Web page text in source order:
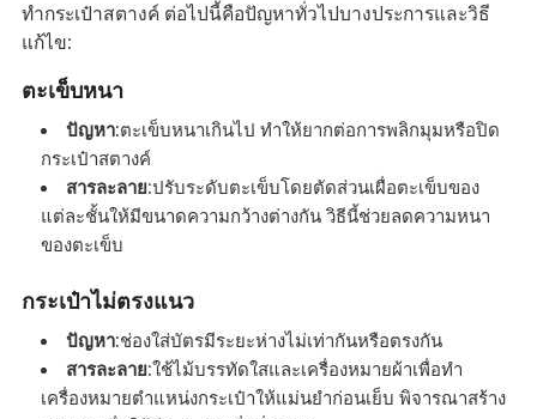
ทำกระเป๋าสตางค์ ต่อไปนี้คือปัญหาทั่วไปบางประการและวิธี
แก้ไข:
ตะเข็บหนา
ปัญหา:ตะเข็บหนาเกินไป ทำให้ยากต่อการพลิกมุมหรือปิด
กระเป๋าสตางค์
สารละลาย:ปรับระดับตะเข็บโดยตัดส่วนเผื่อตะเข็บของ
แต่ละชั้นให้มีขนาดความกว้างต่างกัน วิธีนี้ช่วยลดความหนา
ของตะเข็บ
กระเป๋าไม่ตรงแนว
ปัญหา:ช่องใส่บัตรมีระยะห่างไม่เท่ากันหรือตรงกัน
สารละลาย:ใช้ไม้บรรทัดใสและเครื่องหมายผ้าเพื่อทำ
เครื่องหมายตำแหน่งกระเป๋าให้แม่นยำก่อนเย็บ พิจารณาสร้าง